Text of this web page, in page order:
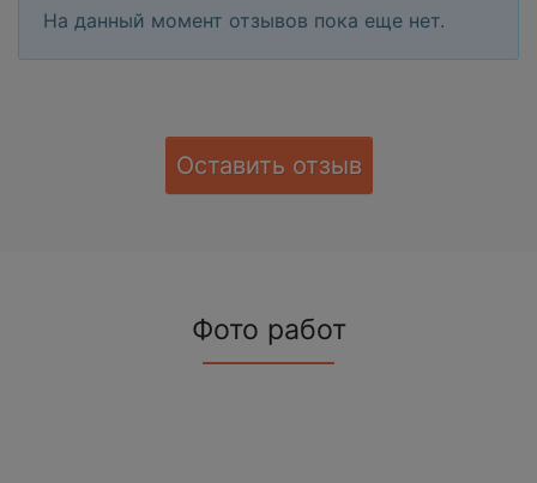
На данный момент отзывов пока еще нет.
Оставить отзыв
Фото работ